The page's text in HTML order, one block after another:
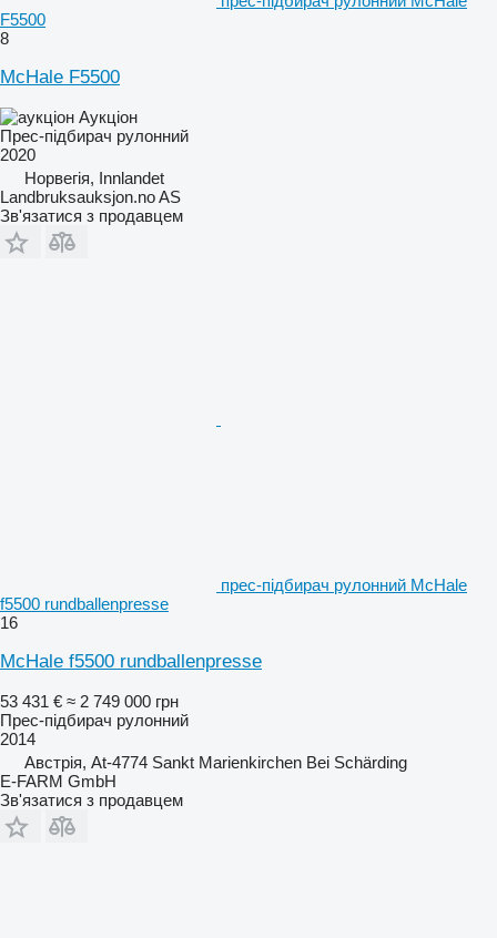
F5500
8
McHale F5500
Аукціон
Прес-підбирач рулонний
2020
Норвегія, Innlandet
Landbruksauksjon.no AS
Зв'язатися з продавцем
прес-підбирач рулонний McHale
f5500 rundballenpresse
16
McHale f5500 rundballenpresse
53 431 € ≈ 2 749 000 грн
Прес-підбирач рулонний
2014
Австрія, At-4774 Sankt Marienkirchen Bei Schärding
E-FARM GmbH
Зв'язатися з продавцем